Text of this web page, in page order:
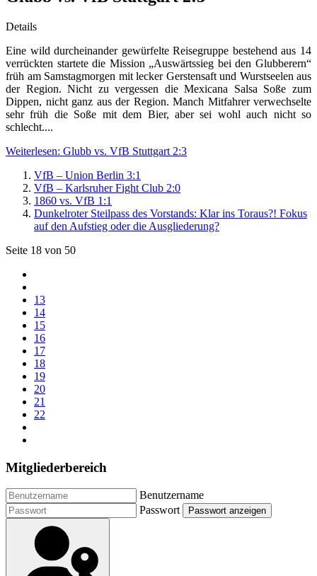
Details
Eine wild durcheinander gewürfelte Reisegruppe bestehend aus 14
verrückten startete die Mission „Auswärtssieg bei den Glubberern“
früh am Samstagmorgen mit lecker Gerstensaft und Wurstseelen aus
der Region. Nicht zu vergessen die Mexicana Salsa Soße zum
Dippen, nicht ganz aus der Region. Manch Mitfahrer verwechselte
sehr früh die Soße mit dem Bier, aber sei wohl auch nicht so
schlecht....
Weiterlesen: Glubb vs. VfB Stuttgart 2:3
VfB – Union Berlin 3:1
VfB – Karlsruher Fight Club 2:0
1860 vs. VfB 1:1
Dunkelroter Steilpass des Vorstands: Klar ins Toraus?! Fokus
auf den Aufstieg oder die Ausgliederung?
Seite 18 von 50
13
14
15
16
17
18
19
20
21
22
Mitgliederbereich
Benutzername
Passwort
Passwort anzeigen